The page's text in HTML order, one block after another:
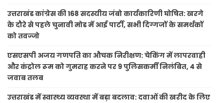
उत्तराखंड कांग्रेस की 168 सदस्यीय जंबो कार्यकारिणी घोषित: खरगे
के दौरे से पहले चुनावी मोड में आई पार्टी, सभी दिग्गजों के समर्थकों
को तवज्जो
एसएसपी अजय गणपति का औचक निरीक्षण: चेकिंग में लापरवाही
और कंट्रोल रूम को गुमराह करने पर 9 पुलिसकर्मी निलंबित, 4 से
जवाब तलब
उत्तराखंड में स्वास्थ्य व्यवस्था में बड़ा बदलाव: दवाओं की खरीद के लिए